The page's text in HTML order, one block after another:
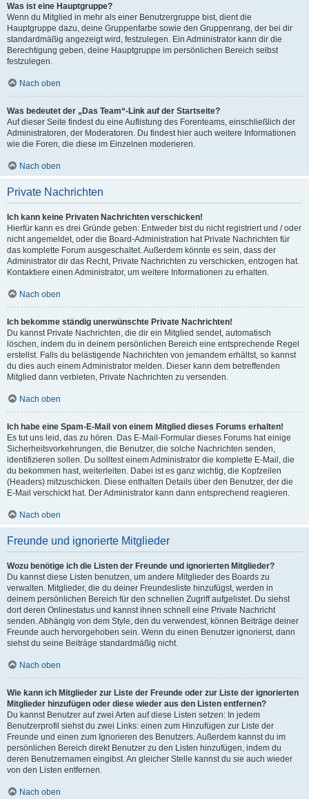
Was ist eine Hauptgruppe?
Wenn du Mitglied in mehr als einer Benutzergruppe bist, dient die
Hauptgruppe dazu, deine Gruppenfarbe sowie den Gruppenrang, der bei dir
standardmäßig angezeigt wird, festzulegen. Ein Administrator kann dir die
Berechtigung geben, deine Hauptgruppe im persönlichen Bereich selbst
festzulegen.
Nach oben
Was bedeutet der „Das Team“-Link auf der Startseite?
Auf dieser Seite findest du eine Auflistung des Forenteams, einschließlich der
Administratoren, der Moderatoren. Du findest hier auch weitere Informationen
wie die Foren, die diese im Einzelnen moderieren.
Nach oben
Private Nachrichten
Ich kann keine Privaten Nachrichten verschicken!
Hierfür kann es drei Gründe geben: Entweder bist du nicht registriert und / oder
nicht angemeldet, oder die Board-Administration hat Private Nachrichten für
das komplette Forum ausgeschaltet. Außerdem könnte es sein, dass der
Administrator dir das Recht, Private Nachrichten zu verschicken, entzogen hat.
Kontaktiere einen Administrator, um weitere Informationen zu erhalten.
Nach oben
Ich bekomme ständig unerwünschte Private Nachrichten!
Du kannst Private Nachrichten, die dir ein Mitglied sendet, automatisch
löschen, indem du in deinem persönlichen Bereich eine entsprechende Regel
erstellst. Falls du belästigende Nachrichten von jemandem erhältst, so kannst
du dies auch einem Administrator melden. Dieser kann dem betreffenden
Mitglied dann verbieten, Private Nachrichten zu versenden.
Nach oben
Ich habe eine Spam-E-Mail von einem Mitglied dieses Forums erhalten!
Es tut uns leid, das zu hören. Das E-Mail-Formular dieses Forums hat einige
Sicherheitsvorkehrungen, die Benutzer, die solche Nachrichten senden,
identifizieren sollen. Du solltest einem Administrator die komplette E-Mail, die
du bekommen hast, weiterleiten. Dabei ist es ganz wichtig, die Kopfzeilen
(Headers) mitzuschicken. Diese enthalten Details über den Benutzer, der die
E-Mail verschickt hat. Der Administrator kann dann entsprechend reagieren.
Nach oben
Freunde und ignorierte Mitglieder
Wozu benötige ich die Listen der Freunde und ignorierten Mitglieder?
Du kannst diese Listen benutzen, um andere Mitglieder des Boards zu
verwalten. Mitglieder, die du deiner Freundesliste hinzufügst, werden in
deinem persönlichen Bereich für den schnellen Zugriff aufgelistet. Du siehst
dort deren Onlinestatus und kannst ihnen schnell eine Private Nachricht
senden. Abhängig von dem Style, den du verwendest, können Beiträge deiner
Freunde auch hervorgehoben sein. Wenn du einen Benutzer ignorierst, dann
siehst du seine Beiträge standardmäßig nicht.
Nach oben
Wie kann ich Mitglieder zur Liste der Freunde oder zur Liste der ignorierten
Mitglieder hinzufügen oder diese wieder aus den Listen entfernen?
Du kannst Benutzer auf zwei Arten auf diese Listen setzen: In jedem
Benutzerprofil siehst du zwei Links: einen zum Hinzufügen zur Liste der
Freunde und einen zum Ignorieren des Benutzers. Außerdem kannst du im
persönlichen Bereich direkt Benutzer zu den Listen hinzufügen, indem du
deren Benutzernamen eingibst. An gleicher Stelle kannst du sie auch wieder
von den Listen entfernen.
Nach oben